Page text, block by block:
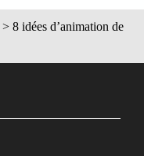
> 8 idées d’animation de